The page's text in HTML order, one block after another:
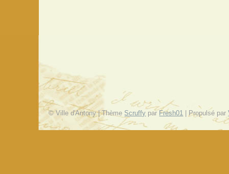
© Ville d'Antony | Thème Scruffy par Fresh01 | Propulsé par